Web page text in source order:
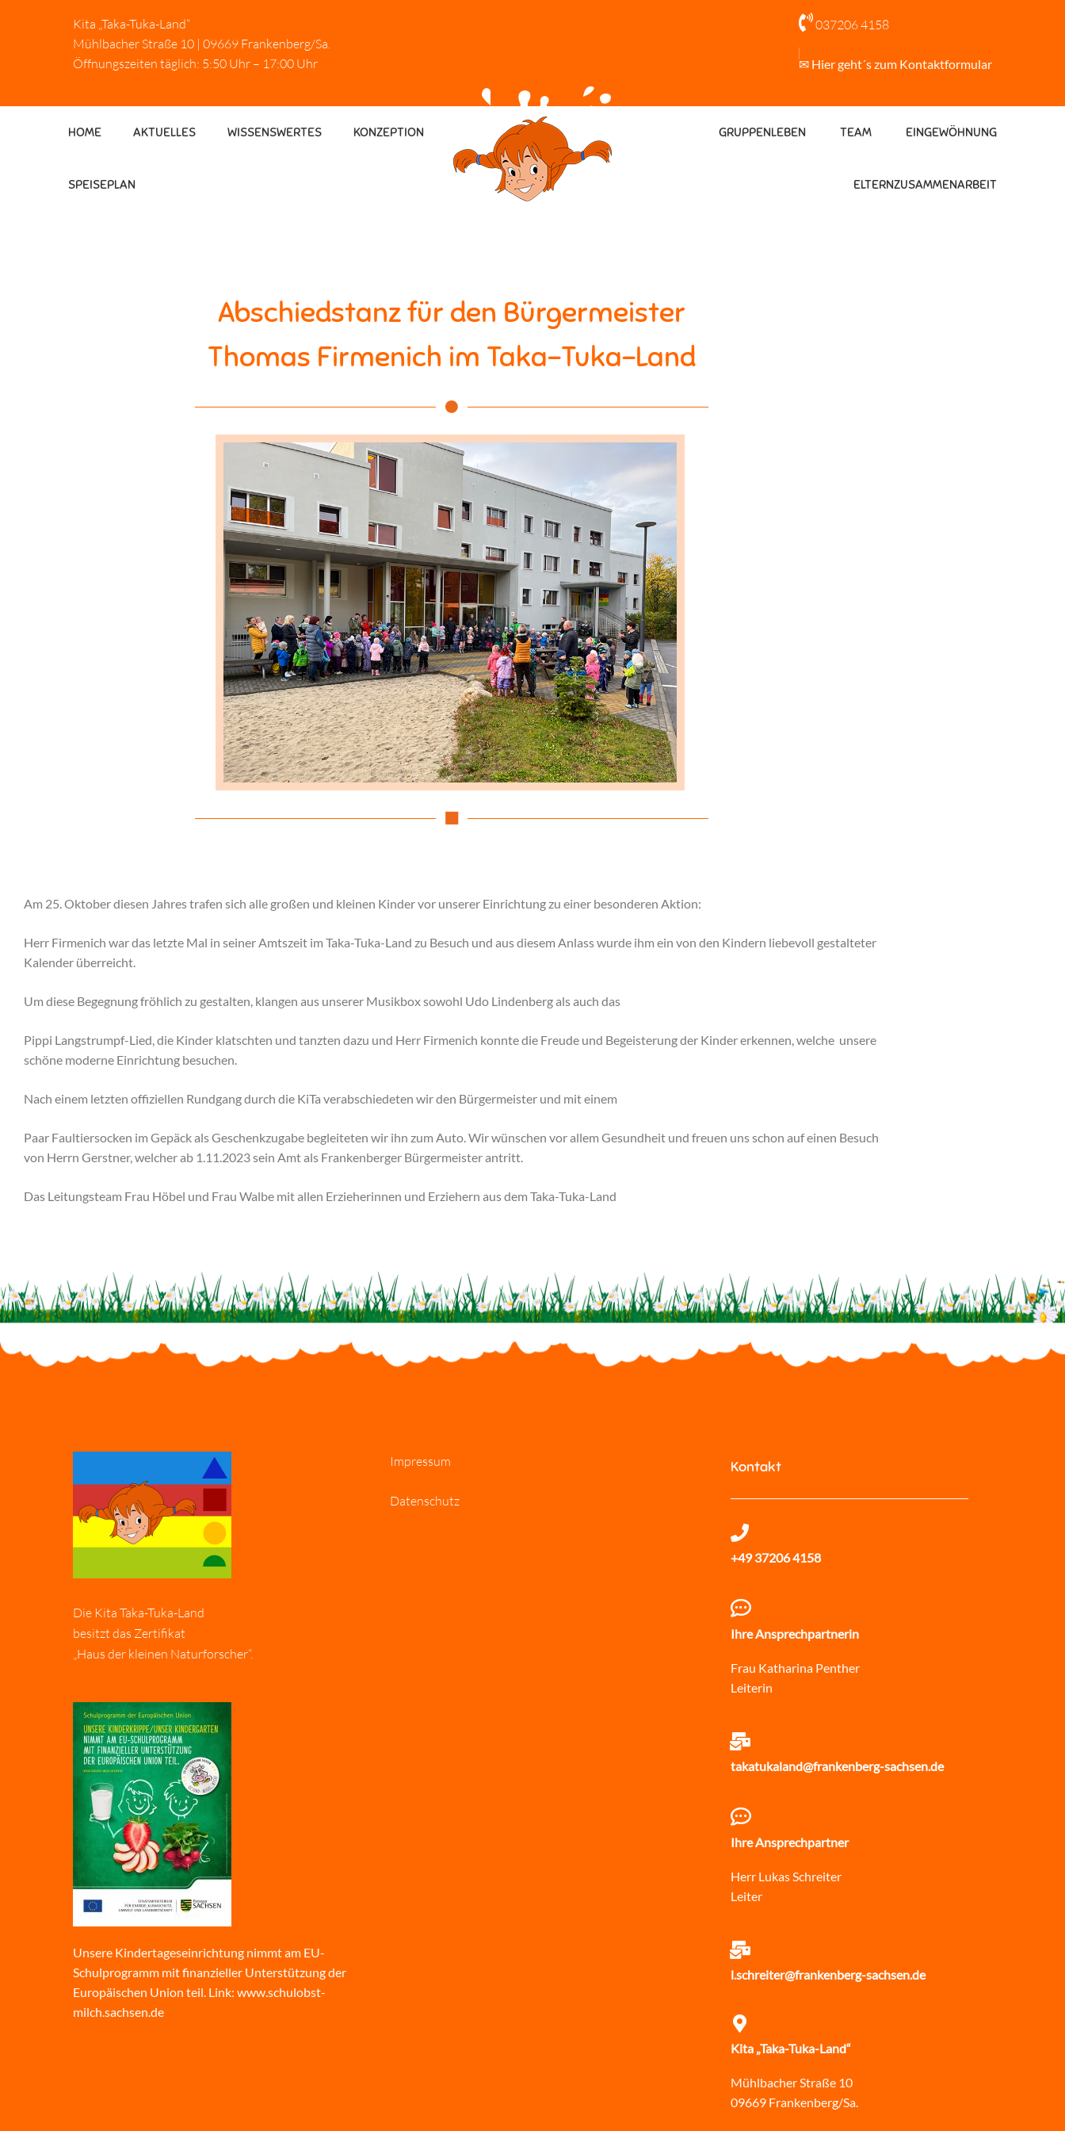
Kita „Taka-Tuka-Land“
Mühlbacher Straße 10 | 09669 Frankenberg/Sa.
Öffnungszeiten täglich: 5:50 Uhr – 17:00 Uhr
037206 4158
✉ Hier geht´s zum Kontaktformular
HOME AKTUELLES WISSENSWERTES KONZEPTION
SPEISEPLAN
GRUPPENLEBEN TEAM EINGEWÖHNUNG
ELTERNZUSAMMENARBEIT
Abschiedstanz für den Bürgermeister
Thomas Firmenich im Taka-Tuka-Land
Am 25. Oktober diesen Jahres trafen sich alle großen und kleinen Kinder vor unserer Einrichtung zu einer besonderen Aktion:
Herr Firmenich war das letzte Mal in seiner Amtszeit im Taka-Tuka-Land zu Besuch und aus diesem Anlass wurde ihm ein von den Kindern liebevoll gestalteter
Kalender überreicht.
Um diese Begegnung fröhlich zu gestalten, klangen aus unserer Musikbox sowohl Udo Lindenberg als auch das
Pippi Langstrumpf-Lied, die Kinder klatschten und tanzten dazu und Herr Firmenich konnte die Freude und Begeisterung der Kinder erkennen, welche unsere
schöne moderne Einrichtung besuchen.
Nach einem letzten offiziellen Rundgang durch die KiTa verabschiedeten wir den Bürgermeister und mit einem
Paar Faultiersocken im Gepäck als Geschenkzugabe begleiteten wir ihn zum Auto. Wir wünschen vor allem Gesundheit und freuen uns schon auf einen Besuch
von Herrn Gerstner, welcher ab 1.11.2023 sein Amt als Frankenberger Bürgermeister antritt.
Das Leitungsteam Frau Höbel und Frau Walbe mit allen Erzieherinnen und Erziehern aus dem Taka-Tuka-Land
Die Kita Taka-Tuka-Land
besitzt das Zertifikat
„Haus der kleinen Naturforscher“.
Unsere Kindertageseinrichtung nimmt am EU-
Schulprogramm mit finanzieller Unterstützung der
Europäischen Union teil. Link: www.schulobst-
milch.sachsen.de
Impressum
Datenschutz
Kontakt
+49 37206 4158
Ihre Ansprechpartnerin
Frau Katharina Penther
Leiterin
takatukaland@frankenberg-sachsen.de
Ihre Ansprechpartner
Herr Lukas Schreiter
Leiter
l.schreiter@frankenberg-sachsen.de
Kita „Taka-Tuka-Land“
Mühlbacher Straße 10
09669 Frankenberg/Sa.